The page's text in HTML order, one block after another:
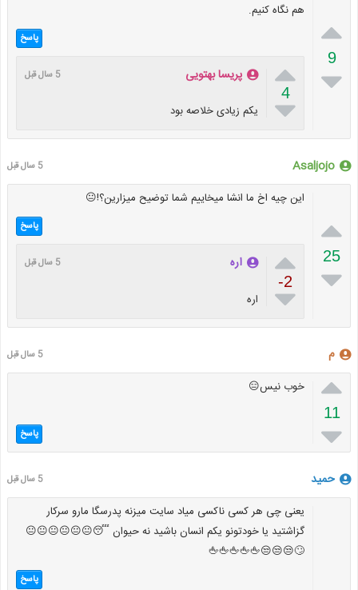

9

هم نگاه کنیم.
پاسخ

4

پریسا بهتویی 5 سال قبل
یکم زیادی خلاصه بود
Asaljojo 5 سال قبل

25

این چیه اخ ما انشا میخاییم شما توضیح میزارین؟!😐
پاسخ

-2

اره 5 سال قبل
اره
م 5 سال قبل

11

خوب نیس😑
پاسخ
حمید 5 سال قبل
یعنی چی هر کسی ناکسی میاد سایت میزنه پدرسگا مارو سرکار
گزاشتید یا خودتونو یکم انسان باشید نه حیوان 😴😐😐😐😐😐😐
🙄😒😒😒🖕🖕🖕🖕🖕
پاسخ